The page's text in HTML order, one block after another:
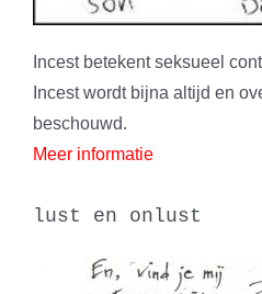
Incest betekent seksueel
Incest wordt bijna altijd en
beschouwd.
Meer informatie
lust en onlust